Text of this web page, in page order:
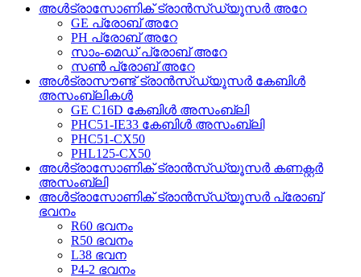
അൾട്രാസോണിക് ട്രാൻസ്ഡ്യൂസർ അറേ
GE പ്രോബ് അറേ
PH പ്രോബ് അറേ
സാം-മെഡ് പ്രോബ് അറേ
സൺ പ്രോബ് അറേ
അൾട്രാസൗണ്ട് ട്രാൻസ്ഡ്യൂസർ കേബിൾ
അസംബ്ലികൾ
GE C16D കേബിൾ അസംബ്ലി
PHC51-IE33 കേബിൾ അസംബ്ലി
PHC51-CX50
PHL125-CX50
അൾട്രാസോണിക് ട്രാൻസ്ഡ്യൂസർ കണക്റ്റർ
അസംബ്ലി
അൾട്രാസോണിക് ട്രാൻസ്ഡ്യൂസർ പ്രോബ്
ഭവനം
R60 ഭവനം
R50 ഭവനം
L38 ഭവന
P4-2 ഭവനം